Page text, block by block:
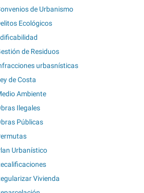
de Urbanismo
Ecológicos
de Residuos
urbasnísticas
de Costa
Ambiente
Ilegales
Públicas
Urbanístico
Vivienda